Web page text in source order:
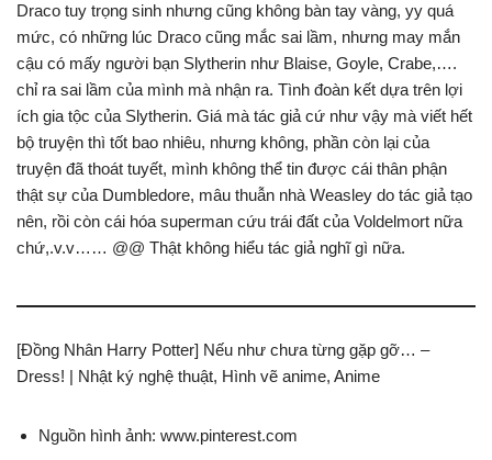
Draco tuy trọng sinh nhưng cũng không bàn tay vàng, yy quá
mức, có những lúc Draco cũng mắc sai lầm, nhưng may mắn
cậu có mấy người bạn Slytherin như Blaise, Goyle, Crabe,….
chỉ ra sai lầm của mình mà nhận ra. Tình đoàn kết dựa trên lợi
ích gia tộc của Slytherin. Giá mà tác giả cứ như vậy mà viết hết
bộ truyện thì tốt bao nhiêu, nhưng không, phần còn lại của
truyện đã thoát tuyết, mình không thể tin được cái thân phận
thật sự của Dumbledore, mâu thuẫn nhà Weasley do tác giả tạo
nên, rồi còn cái hóa superman cứu trái đất của Voldelmort nữa
chứ,.v.v…… @@ Thật không hiểu tác giả nghĩ gì nữa.
[Đồng Nhân Harry Potter] Nếu như chưa từng gặp gỡ… –
Dress! | Nhật ký nghệ thuật, Hình vẽ anime, Anime
Nguồn hình ảnh: www.pinterest.com